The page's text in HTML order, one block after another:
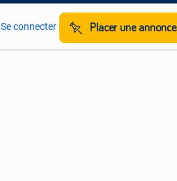
Se connecter Placer une annonce